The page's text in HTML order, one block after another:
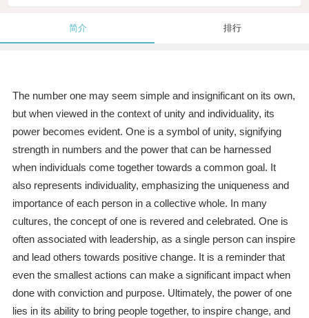
简介 排行
The number one may seem simple and insignificant on its own,
but when viewed in the context of unity and individuality, its
power becomes evident. One is a symbol of unity, signifying
strength in numbers and the power that can be harnessed
when individuals come together towards a common goal. It
also represents individuality, emphasizing the uniqueness and
importance of each person in a collective whole. In many
cultures, the concept of one is revered and celebrated. One is
often associated with leadership, as a single person can inspire
and lead others towards positive change. It is a reminder that
even the smallest actions can make a significant impact when
done with conviction and purpose. Ultimately, the power of one
lies in its ability to bring people together, to inspire change, and